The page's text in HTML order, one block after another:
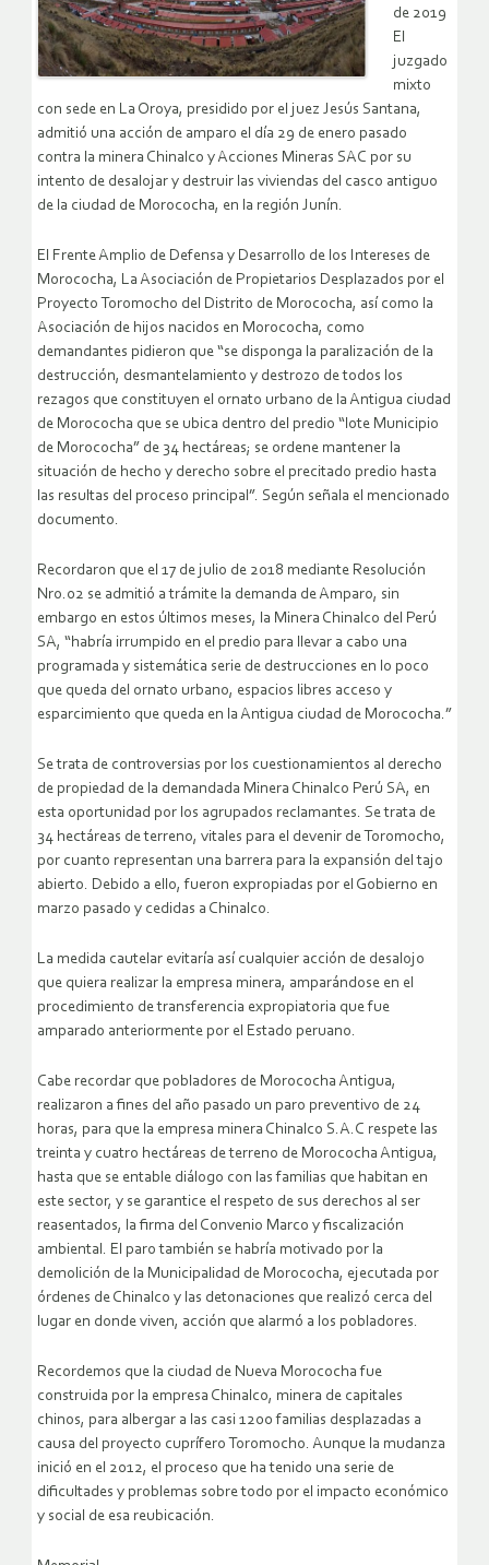
de 2019
El
juzgado
mixto
con sede en La Oroya, presidido por el juez Jesús Santana,
admitió una acción de amparo el día 29 de enero pasado
contra la minera Chinalco y Acciones Mineras SAC por su
intento de desalojar y destruir las viviendas del casco antiguo
de la ciudad de Morococha, en la región Junín.
El Frente Amplio de Defensa y Desarrollo de los Intereses de
Morococha, La Asociación de Propietarios Desplazados por el
Proyecto Toromocho del Distrito de Morococha, así como la
Asociación de hijos nacidos en Morococha, como
demandantes pidieron que “se disponga la paralización de la
destrucción, desmantelamiento y destrozo de todos los
rezagos que constituyen el ornato urbano de la Antigua ciudad
de Morococha que se ubica dentro del predio “lote Municipio
de Morococha” de 34 hectáreas; se ordene mantener la
situación de hecho y derecho sobre el precitado predio hasta
las resultas del proceso principal”. Según señala el mencionado
documento.
Recordaron que el 17 de julio de 2018 mediante Resolución
Nro.02 se admitió a trámite la demanda de Amparo, sin
embargo en estos últimos meses, la Minera Chinalco del Perú
SA, “habría irrumpido en el predio para llevar a cabo una
programada y sistemática serie de destrucciones en lo poco
que queda del ornato urbano, espacios libres acceso y
esparcimiento que queda en la Antigua ciudad de Morococha.”
Se trata de controversias por los cuestionamientos al derecho
de propiedad de la demandada Minera Chinalco Perú SA, en
esta oportunidad por los agrupados reclamantes. Se trata de
34 hectáreas de terreno, vitales para el devenir de Toromocho,
por cuanto representan una barrera para la expansión del tajo
abierto. Debido a ello, fueron expropiadas por el Gobierno en
marzo pasado y cedidas a Chinalco.
La medida cautelar evitaría así cualquier acción de desalojo
que quiera realizar la empresa minera, amparándose en el
procedimiento de transferencia expropiatoria que fue
amparado anteriormente por el Estado peruano.
Cabe recordar que pobladores de Morococha Antigua,
realizaron a fines del año pasado un paro preventivo de 24
horas, para que la empresa minera Chinalco S.A.C respete las
treinta y cuatro hectáreas de terreno de Morococha Antigua,
hasta que se entable diálogo con las familias que habitan en
este sector, y se garantice el respeto de sus derechos al ser
reasentados, la firma del Convenio Marco y fiscalización
ambiental. El paro también se habría motivado por la
demolición de la Municipalidad de Morococha, ejecutada por
órdenes de Chinalco y las detonaciones que realizó cerca del
lugar en donde viven, acción que alarmó a los pobladores.
Recordemos que la ciudad de Nueva Morococha fue
construida por la empresa Chinalco, minera de capitales
chinos, para albergar a las casi 1200 familias desplazadas a
causa del proyecto cuprífero Toromocho. Aunque la mudanza
inició en el 2012, el proceso que ha tenido una serie de
dificultades y problemas sobre todo por el impacto económico
y social de esa reubicación.